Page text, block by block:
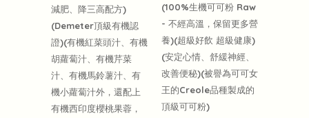
減肥、降三高配方)
(Demeter頂級有機認
證)(有機紅菜頭汁、有機
胡蘿蔔汁、有機芹菜
汁、有機馬鈴薯汁、有
機小蘿蔔汁外，還配上
有機西印度櫻桃果蓉，
(100%生機可可粉 Raw
- 不經高溫，保留更多營
養)(超級好飲 超級健康)
(安定心情、舒緩神經、
改善便秘)(被譽為可可女
王的Creole品種製成的
頂級可可粉)